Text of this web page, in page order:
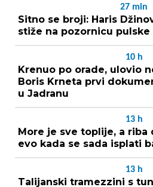
27 min
Sitno se broji: Haris
stiže na pozornicu pulske
10 h
Krenuo po orade, ulovio
Boris Krneta prvi
u Jadranu
13 h
More je sve toplije, a riba
evo kada se sada isplati
13 h
Talijanski tramezzini s